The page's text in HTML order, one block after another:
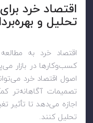
اقتصاد خرد
تحلیل و
اقتصاد خرد به
کسب‌وکارها در بازار
اصول اقتصاد خرد
تصمیمات آگاهانه‌تر
اجازه می‌دهد تا تأثیر
تحلیل کنند.